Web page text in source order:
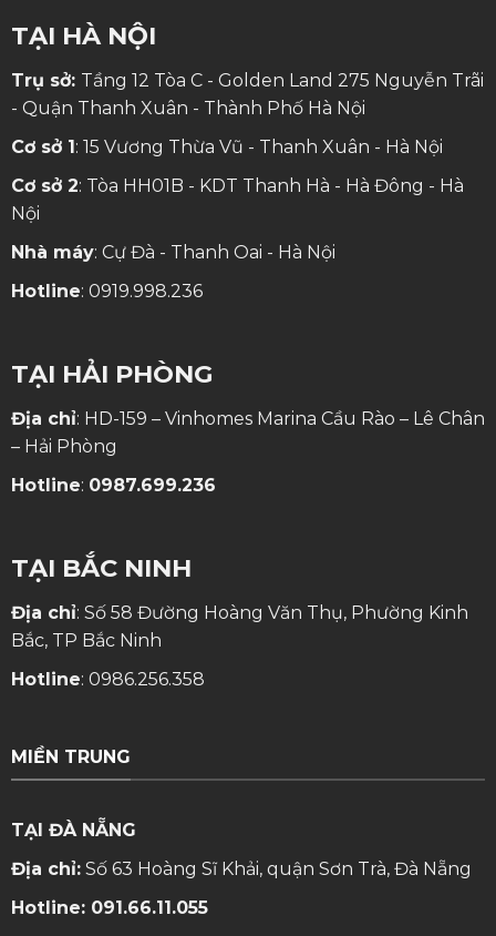
TẠI HÀ NỘI
Trụ sở: Tầng 12 Tòa C - Golden Land 275 Nguyễn Trãi
- Quận Thanh Xuân - Thành Phố Hà Nội
Cơ sở 1: 15 Vương Thừa Vũ - Thanh Xuân - Hà Nội
Cơ sở 2: Tòa HH01B - KDT Thanh Hà - Hà Đông - Hà
Nội
Nhà máy: Cự Đà - Thanh Oai - Hà Nội
Hotline: 0919.998.236
TẠI HẢI PHÒNG
Địa chỉ: HD-159 – Vinhomes Marina Cầu Rào – Lê Chân
– Hải Phòng
Hotline: 0987.699.236
TẠI BẮC NINH
Địa chỉ: Số 58 Đường Hoàng Văn Thụ, Phường Kinh
Bắc, TP Bắc Ninh
Hotline: 0986.256.358
MIỀN TRUNG
TẠI ĐÀ NẴNG
Địa chỉ:Số 63 Hoàng Sĩ Khải, quận Sơn Trà, Đà Nẵng
Hotline: 091.66.11.055